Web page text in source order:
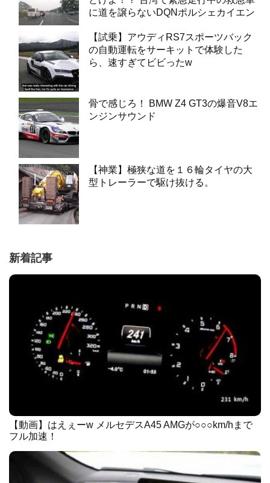
に道を譲らないDQNポルシェカイエン
【試乗】アウディRS7スポーツバック
の自動運転をサーキットで体験した
ら、速すぎてビビったw
骨で感じろ！ BMW Z4 GT3の爆音V8エ
ンジンサウンド
【神業】極狭な道を１６輪タイヤの大
型トレーラーで駆け抜ける。
新着記事
【動画】はえぇーw メルセデスA45 AMGが○○○km/hまで
フル加速！